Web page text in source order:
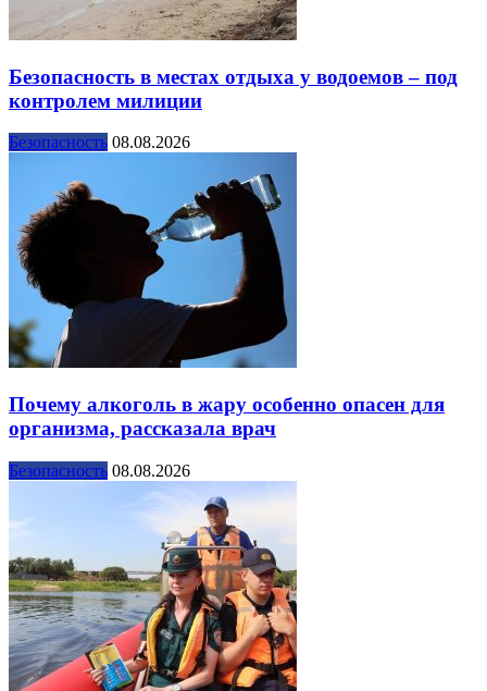
Безопасность в местах отдыха у водоемов – под
контролем милиции
Безопасность 08.08.2026
Почему алкоголь в жару особенно опасен для
организма, рассказала врач
Безопасность 08.08.2026